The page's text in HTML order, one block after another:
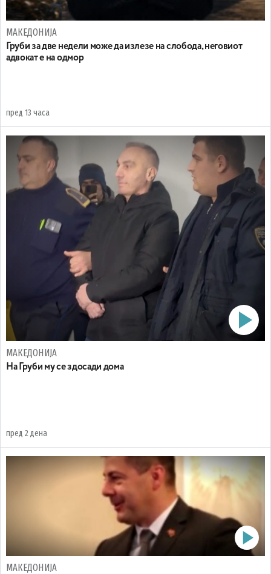
МАКЕДОНИЈА
Груби за две недели може да излезе на слобода, неговиот
адвокат е на одмор
пред 13 часа
МАКЕДОНИЈА
На Груби му се здосади дома
пред 2 дена
МАКЕДОНИЈА